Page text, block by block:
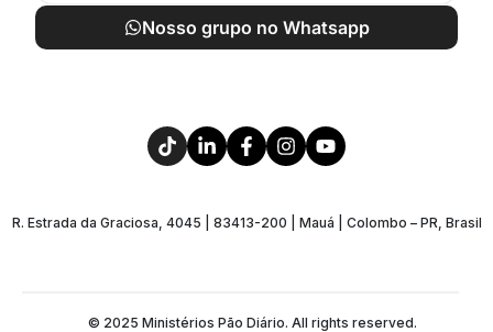
Nosso grupo no Whatsapp
R. Estrada da Graciosa, 4045 | 83413-200 | Mauá | Colombo – PR, Brasil
© 2025 Ministérios Pão Diário. All rights reserved.